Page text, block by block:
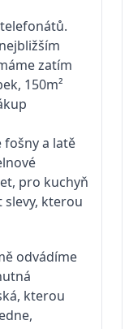
zatím
150m²
a latě
pro kuchyň
slevy, kterou
odvádíme
kterou